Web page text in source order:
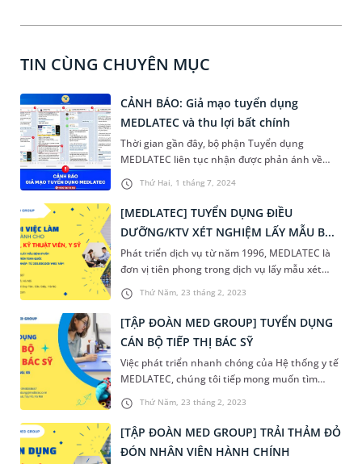
TIN CÙNG CHUYÊN MỤC
Thứ Hai, 1 tháng 7, 2024
CẢNH BÁO: Giả mạo tuyển dụng
MEDLATEC và thu lợi bất chính
Thời gian gần đây, bộ phận Tuyển dụng
MEDLATEC liên tục nhận được phản ánh về
tình trạng giả mạo thương hiệu, lôi kéo ứng
viên đăng ký việc làm và yêu cầu nộp những
khoản chi phí bất hợp lý nhằm thu lợi. Đây là
hành vi gây tổn hại nghiêm trọng đến danh dự
thương hiệu và cá nhân các ứng viên,
MEDLATEC xin đưa ra cảnh báo để ứng viên cẩn
trọng hơn trong quá trình ứng tuyển.
Thứ Năm, 23 tháng 2, 2023
[MEDLATEC] TUYỂN DỤNG ĐIỀU
DƯỠNG/KTV XÉT NGHIỆM LẤY MẪU B...
Phát triển dịch vụ từ năm 1996, MEDLATEC là
đơn vị tiên phong trong dịch vụ lấy mẫu xét
nghiệm tận nơi. Với 25 năm kinh nghiệm và
phục vụ hơn 2 triệu lượt khách hàng/năm,
MEDLATEC là thương hiệu được hàng triệu
người Việt tin dùng. Do nhu cầu tăng cao, năm
2023 MEDLATEC tuyển dụng thêm ĐIỀU
DƯỠNG/KTV XÉT NGHIỆM cho vị trí LẤY MẪU
TẠI NHÀ
Thứ Năm, 23 tháng 2, 2023
[TẬP ĐOÀN MED GROUP] TUYỂN DỤNG
CÁN BỘ TIẾP THỊ BÁC SỸ
Việc phát triển nhanh chóng của Hệ thống y tế
MEDLATEC, chúng tôi tiếp mong muốn tìm
kiếm các Cán bộ tiếp thị để cùng hợp tác
[TẬP ĐOÀN MED GROUP] TRẢI THẢM ĐỎ
ĐÓN NHÂN VIÊN HÀNH CHÍNH